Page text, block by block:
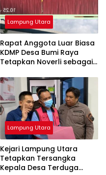
Lampung Utara
Rapat Anggota Luar Biasa
KDMP Desa Bumi Raya
Tetapkan Noverli sebagai
Lampung Utara
‎Kejari Lampung Utara
Tetapkan Tersangka
Kepala Desa Terduga